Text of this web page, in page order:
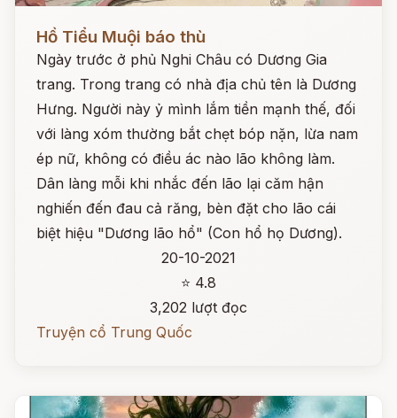
Đọc ngay
Hồ Tiểu Muội báo thù
Ngày trước ở phủ Nghi Châu có Dương Gia
trang. Trong trang có nhà địa chủ tên là Dương
Hưng. Người này ỷ mình lắm tiền mạnh thế, đối
với làng xóm thường bắt chẹt bóp nặn, lừa nam
ép nữ, không có điều ác nào lão không làm.
Dân làng mỗi khi nhắc đến lão lại căm hận
nghiến đến đau cả răng, bèn đặt cho lão cái
biệt hiệu "Dương lão hổ" (Con hổ họ Dương).
20-10-2021
⭐ 4.8
3,202 lượt đọc
Truyện cổ Trung Quốc